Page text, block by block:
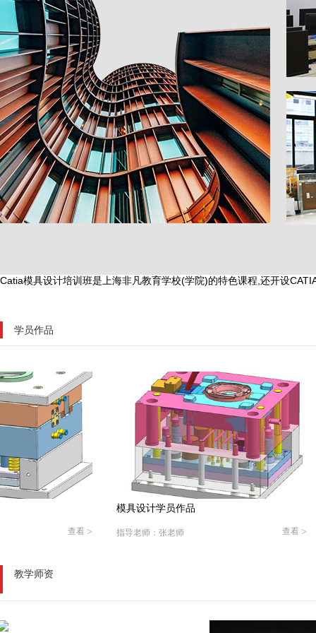
Catia模具设计培训班是上海非凡教育学校(学院)的特色课程,还开设
学员作品
查看
模具设计学员作品
查看
指导老师：倪老师
教学师资